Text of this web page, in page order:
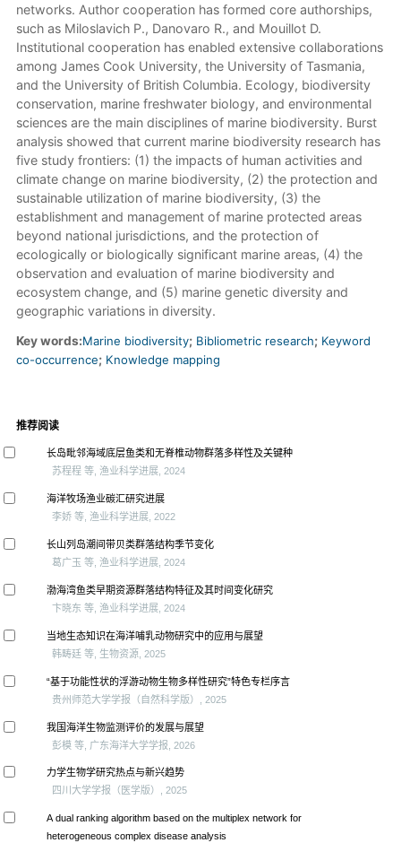
networks. Author cooperation has formed core authorships,
such as Miloslavich P., Danovaro R., and Mouillot D.
Institutional cooperation has enabled extensive collaborations
among James Cook University, the University of Tasmania,
and the University of British Columbia. Ecology, biodiversity
conservation, marine freshwater biology, and environmental
sciences are the main disciplines of marine biodiversity. Burst
analysis showed that current marine biodiversity research has
five study frontiers: (1) the impacts of human activities and
climate change on marine biodiversity, (2) the protection and
sustainable utilization of marine biodiversity, (3) the
establishment and management of marine protected areas
beyond national jurisdictions, and the protection of
ecologically or biologically significant marine areas, (4) the
observation and evaluation of marine biodiversity and
ecosystem change, and (5) marine genetic diversity and
geographic variations in diversity.
Key words:Marine biodiversity;Bibliometric research;Keyword
co-occurrence;Knowledge mapping
推荐阅读
长岛毗邻海域底层鱼类和无脊椎动物群落多样性及关键种
苏程程 等, 渔业科学进展, 2024
海洋牧场渔业碳汇研究进展
李娇 等, 渔业科学进展, 2022
长山列岛潮间带贝类群落结构季节变化
葛广玉 等, 渔业科学进展, 2024
渤海湾鱼类早期资源群落结构特征及其时间变化研究
卞晓东 等, 渔业科学进展, 2024
当地生态知识在海洋哺乳动物研究中的应用与展望
韩畴廷 等, 生物资源, 2025
“基于功能性状的浮游动物生物多样性研究”特色专栏序言
贵州师范大学学报（自然科学版）, 2025
我国海洋生物监测评价的发展与展望
彭模 等, 广东海洋大学学报, 2026
力学生物学研究热点与新兴趋势
四川大学学报（医学版）, 2025
A dual ranking algorithm based on the multiplex network for
heterogeneous complex disease analysis